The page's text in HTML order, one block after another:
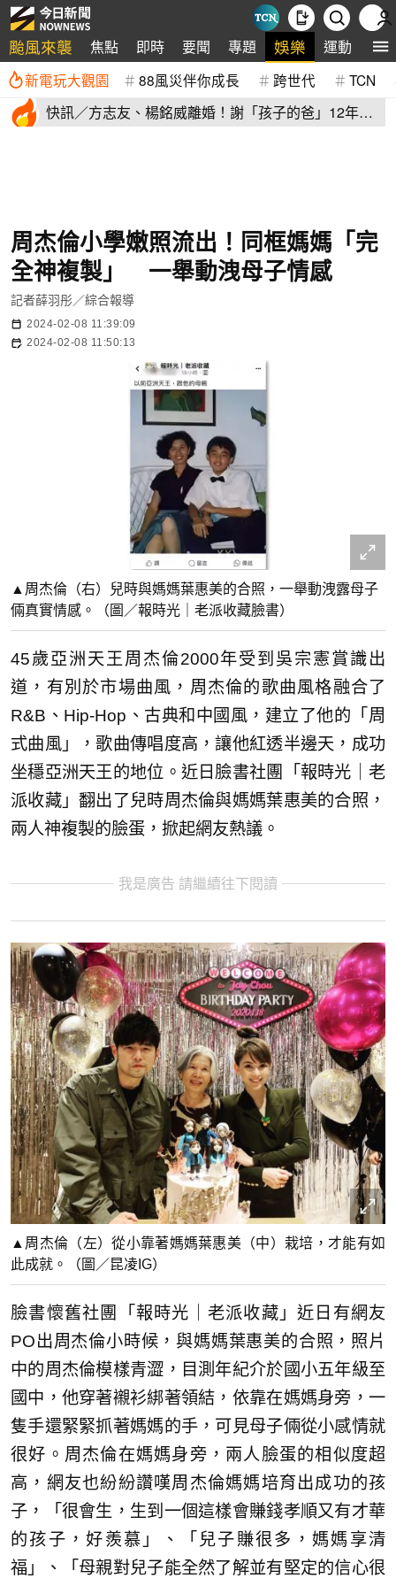
颱風來襲 焦點 即時 要聞 專題 娛樂 運動 全
新電玩大觀園 88風災伴你成長 跨世代 TCN
快訊／方志友、楊銘威離婚！謝「孩子的爸」12年包
周杰倫小學嫩照流出！同框媽媽「完
全神複製」 一舉動洩母子情感
記者薛羽彤／綜合報導
2024-02-08 11:39:09
2024-02-08 11:50:13
▲周杰倫（右）兒時與媽媽葉惠美的合照，一舉動洩露母子
倆真實情感。（圖／報時光｜老派收藏臉書）
45歲亞洲天王周杰倫2000年受到吳宗憲賞識出
道，有別於市場曲風，周杰倫的歌曲風格融合了
R&B、Hip-Hop、古典和中國風，建立了他的「周
式曲風」，歌曲傳唱度高，讓他紅透半邊天，成功
坐穩亞洲天王的地位。近日臉書社團「報時光｜老
派收藏」翻出了兒時周杰倫與媽媽葉惠美的合照，
兩人神複製的臉蛋，掀起網友熱議。
我是廣告 請繼續往下閱讀
▲周杰倫（左）從小靠著媽媽葉惠美（中）栽培，才能有如
此成就。（圖／昆凌IG）
臉書懷舊社團「報時光｜老派收藏」近日有網友
PO出周杰倫小時候，與媽媽葉惠美的合照，照片
中的周杰倫模樣青澀，目測年紀介於國小五年級至
國中，他穿著襯衫綁著領結，依靠在媽媽身旁，一
隻手還緊緊抓著媽媽的手，可見母子倆從小感情就
很好。周杰倫在媽媽身旁，兩人臉蛋的相似度超
高，網友也紛紛讚嘆周杰倫媽媽培育出成功的孩
子，「很會生，生到一個這樣會賺錢孝順又有才華
的孩子，好羨慕」、「兒子賺很多，媽媽享清
福」、「母親對兒子能全然了解並有堅定的信心很